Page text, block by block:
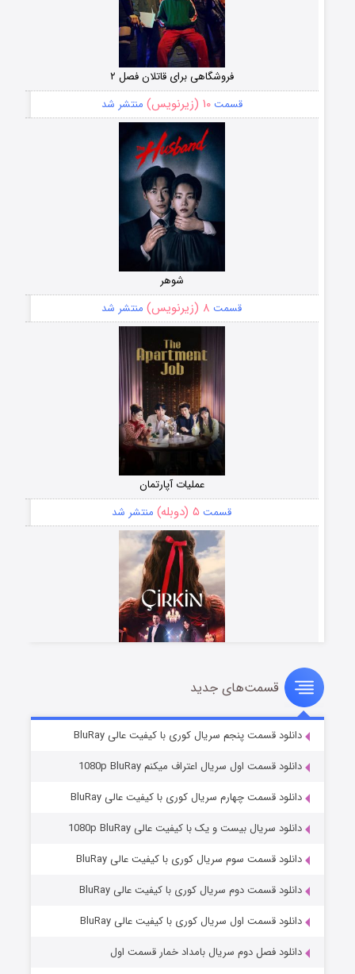
فروشگاهی برای قاتلان فصل ۲
قسمت۱۰ (زیرنویس) منتشر شد
شوهر
قسمت ۸ (زیرنویس) منتشر شد
عملیات آپارتمان
قسمت ۵ (دوبله) منتشر شد
سریال زشت
قسمت۲ (زیرنویس) منتشر شد
مردگان متحرک: شهر مرده ۳
قسمت۲ (زیرنویس) منتشر شد
قسمت‌های جدید
دانلود قسمت پنجم سریال کوری با کیفیت عالی BluRay
دانلود قسمت اول سریال اعتراف میکنم 1080p BluRay
دانلود قسمت چهارم سریال کوری با کیفیت عالی BluRay
دانلود سریال بیست و یک با کیفیت عالی 1080p BluRay
دانلود قسمت سوم سریال کوری با کیفیت عالی BluRay
دانلود قسمت دوم سریال کوری با کیفیت عالی BluRay
دانلود قسمت اول سریال کوری با کیفیت عالی BluRay
دانلود فصل دوم سریال بامداد خمار قسمت اول